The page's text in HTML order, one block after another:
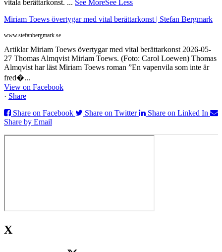
vitala berättarkonst. ... See MoreSee Less
Miriam Toews övertygar med vital berättarkonst | Stefan Bergmark
www.stefanbergmark.se
Artiklar Miriam Toews övertygar med vital berättarkonst 2026-05-
27 Thomas Almqvist Miriam Toews. (Foto: Carol Loewen) Thomas
Almqvist har läst Miriam Toews roman ”En vapenvila som inte är
fred�...
View on Facebook
· Share
Share on Facebook
Share on Twitter
Share on Linked In
Share by Email
X